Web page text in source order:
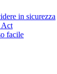
in sicurezza
Act
facile